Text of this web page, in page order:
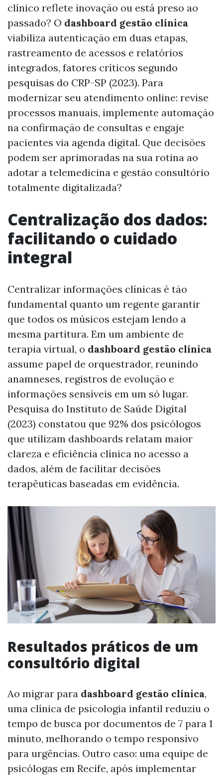
clínico reflete inovação ou está preso ao
passado? O dashboard gestão clínica
viabiliza autenticação em duas etapas,
rastreamento de acessos e relatórios
integrados, fatores críticos segundo
pesquisas do CRP-SP (2023). Para
modernizar seu atendimento online: revise
processos manuais, implemente automação
na confirmação de consultas e engaje
pacientes via agenda digital. Que decisões
podem ser aprimoradas na sua rotina ao
adotar a telemedicina e gestão consultório
totalmente digitalizada?
Centralização dos dados:
facilitando o cuidado
integral
Centralizar informações clínicas é tão
fundamental quanto um regente garantir
que todos os músicos estejam lendo a
mesma partitura. Em um ambiente de
terapia virtual, o dashboard gestão clínica
assume papel de orquestrador, reunindo
anamneses, registros de evolução e
informações sensíveis em um só lugar.
Pesquisa do Instituto de Saúde Digital
(2023) constatou que 92% dos psicólogos
que utilizam dashboards relatam maior
clareza e eficiência clínica no acesso a
dados, além de facilitar decisões
terapêuticas baseadas em evidência.
Resultados práticos de um
consultório digital
Ao migrar para dashboard gestão clínica,
uma clínica de psicologia infantil reduziu o
tempo de busca por documentos de 7 para 1
minuto, melhorando o tempo responsivo
para urgências. Outro caso: uma equipe de
psicólogas em Recife, após implementar